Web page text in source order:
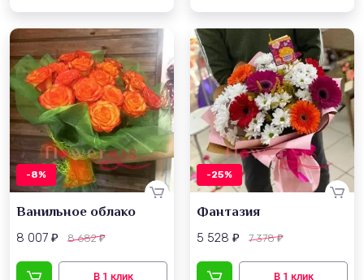
-8%
Ванильное облако
8 007 ₽ 8 682₽
-25%
Фантазия
5 528 ₽ 7 378₽